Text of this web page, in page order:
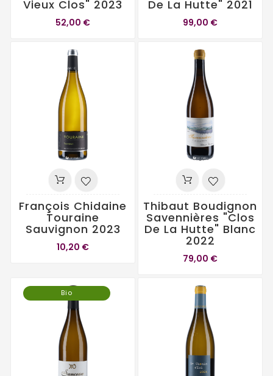
Vieux Clos" 2023
52,00 €
De La Hutte" 2021
99,00 €
François Chidaine
Touraine
Sauvignon 2023
10,20 €
Thibaut Boudignon
Savennières "Clos
De La Hutte" Blanc
2022
79,00 €
Bio